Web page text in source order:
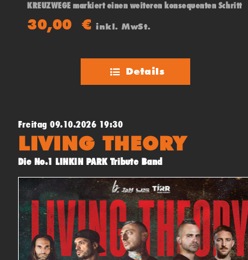
KREUZWEGE markiert einen weiteren konsequenten Schritt
in der künstlerischen Entwicklung des Musikers.
30,00€ inkl. MwSt.
Details
Freitag 09.10.2026 19:30
LIVING THEORY
Die No.1 LINKIN PARK Tribute Band